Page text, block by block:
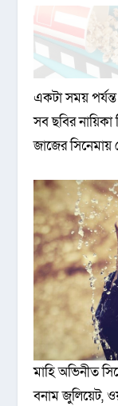
একটা সময় পর্যন্ত
সব ছবির
জাজের সিনেমায়
মাহি অভিনীত
বনাম জুলিয়েট,